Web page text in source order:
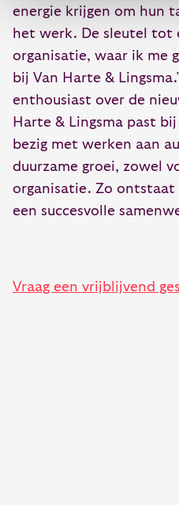
energie krijgen om hun
het werk. De sleutel tot
organisatie, waar ik me
bij Van Harte &
enthousiast over de
Harte & Lingsma past
bezig met werken aan
duurzame groei, zowel
organisatie. Zo ontstaat
een succesvolle
Vraag een vrijblijvend